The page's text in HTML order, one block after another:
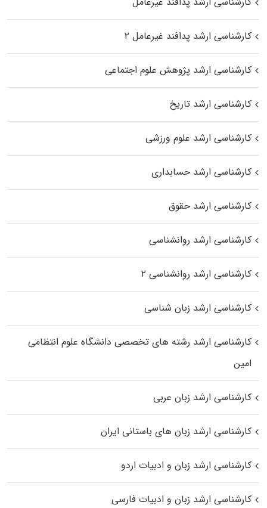
کارشناسی ارشد پدافند غیرعامل ۲
کارشناسی ارشد پژوهش علوم اجتماعی
کارشناسی ارشد تاریخ
کارشناسی ارشد علوم ورزشی
کارشناسی ارشد حسابداری
کارشناسی ارشد حقوق
کارشناسی ارشد روانشناسی
کارشناسی ارشد روانشناسی ۲
کارشناسی ارشد زبان شناسی
کارشناسی ارشد رﺷﺘﻪ ﻫﺎی تخصصی داﻧﺸﮕﺎه ﻋﻠﻮم انتظامی
اﻣﻴﻦ
کارشناسی ارشد زبان عربی
کارشناسی ارشد زبان‌ های باستانی ایران
کارشناسی ارشد زبان و ادبیات اردو
کارشناسی ارشد زبان و ادبیات فارسی